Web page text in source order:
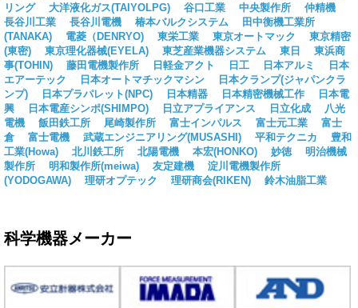
リング
大洋液化ガス(TAIYOLPG) 谷口工業 中央製作所
仲精機
長谷川工業
長谷川電機 椿本バルクシステム
田中衡機工業所
(TANAKA)
電菱（DENRYO) 東栄工業 東京オートマック
東京精密
(東密)
東京理化器械(EYELA) 東芝産業機器システム 東日
東浜商
事(TOHIN)
藤田電機製作所 日軽金アクト 日工 日本アルミ
日本
エアーテック
日本オートマチックマシン
日本クランプ(ジャパンクラ
ンプ)
日本プラパレット(NPC) 日本精器 日本精密機械工作
日本電
興
日本電産シンポ(SHIMPO) 日立アプライアンス 日立化成
八光
電機
飯田鉄工所 尾崎製作所 富士インパルス 富士元工業
富士
倉
富士電機 武蔵エンジニアリング(MUSASHI) 平和テクニカ
豊和
工業(Howa)
北川鉄工所 北陽電機 本宏(HONKO) 妙徳
明治機械
製作所
明和製作所(meiwa) 友定建機
淀川電機製作所
(YODOGAWA)
理研オプテック 理研商会(RIKEN) 鈴木油脂工業
科学機器メーカー